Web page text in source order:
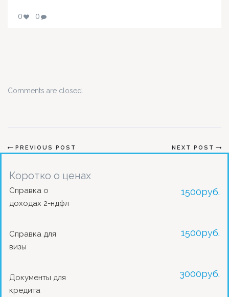
0 0
Comments are closed.
PREVIOUS POST NEXT POST
Коротко о ценах
Справка о
доходах 2-ндфл
Справка для
визы
Документы для
кредита
1500руб.
1500руб.
3000руб.